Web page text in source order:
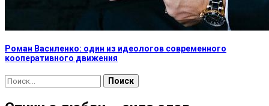
Роман Василенко: один из идеологов современного
кооперативного движения
Найти: